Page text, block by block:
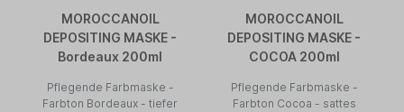
MOROCCANOIL
DEPOSITING MASKE -
Bordeaux 200ml
Pflegende Farbmaske -
Farbton Bordeaux - tiefer
MOROCCANOIL
DEPOSITING MASKE -
COCOA 200ml
Pflegende Farbmaske -
Farbton Cocoa - sattes